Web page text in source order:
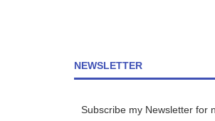
NEWSLETTER
Subscribe my Newsletter for